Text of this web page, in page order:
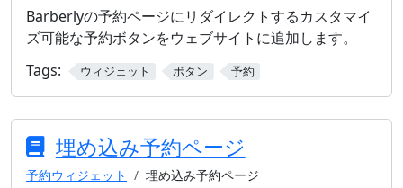
Barberlyの予約ページにリダイレクトするカスタマイ
ズ可能な予約ボタンをウェブサイトに追加します。
Tags:
ウィジェット ボタン 予約
埋め込み予約ページ
予約ウィジェット 埋め込み予約ページ